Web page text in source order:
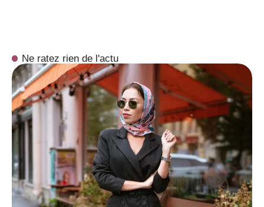
Ne ratez rien de l'actu